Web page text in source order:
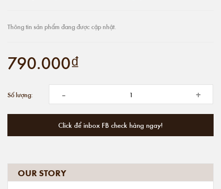
Thông tin sản phẩm đang được cập nhật.
790.000₫
Số lượng: - +
Click để inbox FB check hàng ngay!
OUR STORY